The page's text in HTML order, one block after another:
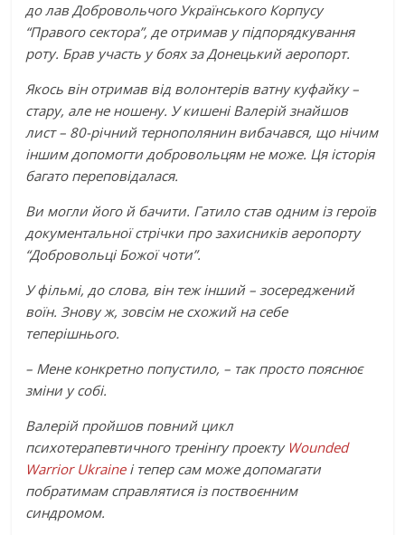
до лав Добровольчого Українського Корпусу
“Правого сектора”, де отримав у підпорядкування
роту. Брав участь у боях за Донецький аеропорт.
Якось він отримав від волонтерів ватну куфайку –
стару, але не ношену. У кишені Валерій знайшов
лист – 80-річний тернополянин вибачався, що нічим
iншим допомогти добровольцям не може. Ця історія
багато переповідалася.
Ви могли його й бачити. Гатило став одним із героїв
документальної стрічки про захисників аеропорту
“Добровольці Божої чоти”.
У фільмі, до слова, він теж інший – зосереджений
воїн. Знову ж, зовсім не схожий на себе
теперішнього.
– Мене конкретно попустило, – так просто пояснює
зміни у собі.
Валерій пройшов повний цикл
психотерапевтичного тренінгу проекту Wounded
Warrior Ukraineі тепер сам може допомагати
побратимам справлятися із поствоєнним
синдромом.